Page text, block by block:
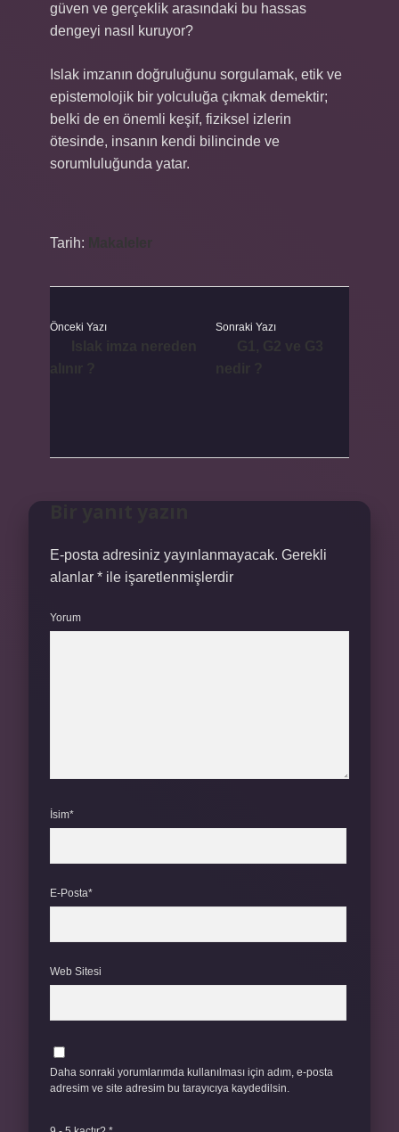
güven ve gerçeklik arasındaki bu hassas
dengeyi nasıl kuruyor?
Islak imzanın doğruluğunu sorgulamak, etik ve
epistemolojik bir yolculuğa çıkmak demektir;
belki de en önemli keşif, fiziksel izlerin
ötesinde, insanın kendi bilincinde ve
sorumluluğunda yatar.
Tarih:
Önceki Yazı Sonraki Yazı
E-posta adresiniz yayınlanmayacak. Gerekli
alanlar * ile işaretlenmişlerdir
Yorum
İsim*
E-Posta*
Web Sitesi
Daha sonraki yorumlarımda kullanılması için adım, e-posta
adresim ve site adresim bu tarayıcıya kaydedilsin.